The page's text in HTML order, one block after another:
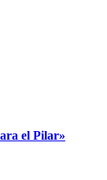
el Pilar»